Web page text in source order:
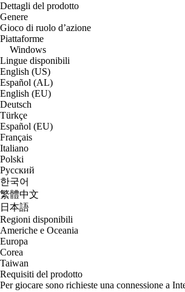
Dettagli del prodotto
Genere
Gioco di ruolo d’azione
Piattaforme
Windows
Lingue disponibili
English (US)
Español (AL)
English (EU)
Deutsch
Türkçe
Español (EU)
Français
Italiano
Polski
Русский
한국어
繁體中文
日本語
Regioni disponibili
Americhe e Oceania
Europa
Corea
Taiwan
Requisiti del prodotto
Per giocare sono richieste una connessione a